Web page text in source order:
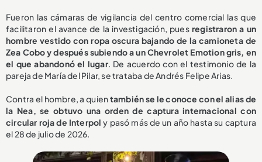
Fueron las cámaras de vigilancia del centro comercial las que
facilitaron el avance de la investigación, pues registraron a un
hombre vestido con ropa oscura bajando de la camioneta de
Zea Cobo y después subiendo a un Chevrolet Emotion gris, en
el que abandonó el lugar. De acuerdo con el testimonio de la
pareja de María del Pilar, se trataba de Andrés Felipe Arias.
Contra el hombre, a quientambién se le conoce con el alias de
la Nea, se obtuvo una orden de captura internacional con
circular roja de Interpol y pasó más de un año hasta su captura
el 28 de julio de 2026.